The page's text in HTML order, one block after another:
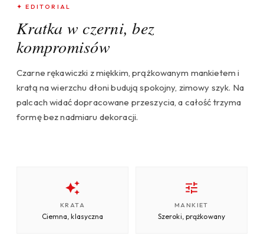
✦ EDITORIAL
Kratka w czerni, bez
kompromisów
Czarne rękawiczki z miękkim, prążkowanym mankietem i
kratą na wierzchu dłoni budują spokojny, zimowy szyk. Na
palcach widać dopracowane przeszycia, a całość trzyma
formę bez nadmiaru dekoracji.
KRATA
Ciemna, klasyczna
MANKIET
Szeroki, prążkowany